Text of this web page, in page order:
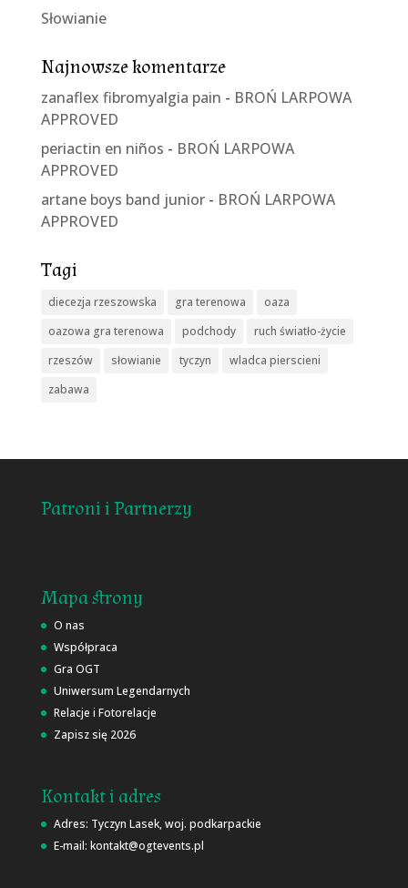
Słowianie
Najnowsze komentarze
zanaflex fibromyalgia pain - BROŃ LARPOWA
APPROVED
periactin en niños - BROŃ LARPOWA
APPROVED
artane boys band junior- BROŃ LARPOWA
APPROVED
Tagi
diecezja rzeszowska gra terenowa
oaza
oazowa gra terenowa
podchody
ruch światło-życie
rzeszów
słowianie tyczyn
wladca pierscieni
zabawa
Patroni i Partnerzy
Mapa strony
O nas
Współpraca
Gra OGT
Uniwersum Legendarnych
Relacje i Fotorelacje
Zapisz się 2026
Kontakt i adres
Adres: Tyczyn Lasek, woj. podkarpackie
E-mail: kontakt@ogtevents.pl